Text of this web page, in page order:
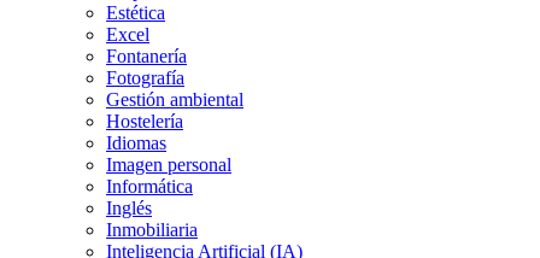
Estética
Excel
Fontanería
Fotografía
Gestión ambiental
Hostelería
Idiomas
Imagen personal
Informática
Inglés
Inmobiliaria
Inteligencia Artificial (IA)